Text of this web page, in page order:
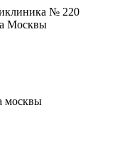
№ 220
Москвы
москвы